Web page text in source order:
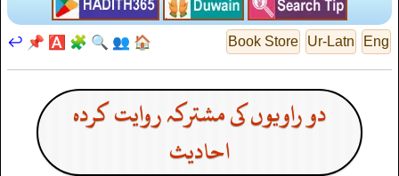
Eng
Ur-Latn
Book Store
🏠
👥
🔍
🧩
🅰️
📌
↩️
دو راویوں کی مشترکہ روایت کردہ
احادیث